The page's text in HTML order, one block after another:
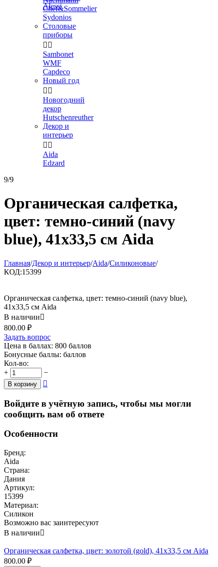
Alessi
Chef&Sommelier
Sydonios
Столовые
приборы
 
Sambonet
WMF
Capdeco
Новый год
 
Новогодний
декор
Hutschenreuther
Декор и
интерьер
 
Aida
Edzard
9/9
Органическая салфетка,
цвет: темно-синий (navy
blue), 41x33,5 см Aida
Главная/Декор и интерьер/Aida/Силиконовые/
КОД:15399
Органическая салфетка, цвет: темно-синий (navy blue),
41x33,5 см Aida
В наличии
800.00 ₽
Задать вопрос
Цена в баллах: 800 баллов
Бонусные баллы: баллов
Кол-во:
+
−
В корзину 
Войдите в учётную запись, чтобы мы могли
сообщить вам об ответе
Особенности
Бренд:
Aida
Страна:
Дания
Артикул:
15399
Материал:
Силикон
Возможно вас заинтересуют
В наличии
Органическая салфетка, цвет: золотой (gold), 41x33,5 см Aida
800.00 ₽